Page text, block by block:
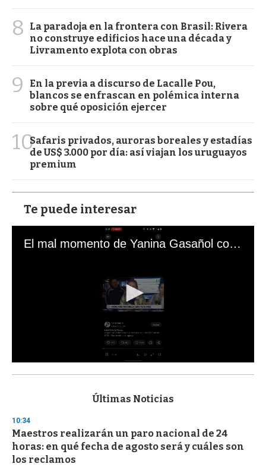
8
La paradoja en la frontera con Brasil: Rivera
no construye edificios hace una década y
Livramento explota con obras
9
En la previa a discurso de Lacalle Pou,
blancos se enfrascan en polémica interna
sobre qué oposición ejercer
10Safaris privados, auroras boreales y estadías
de US$ 3.000 por día: así viajan los uruguayos
premium
Te puede interesar
El mal momento de Yanina Gasañol con un hincha argentino en "Subrayado"
s
d
s
o
f
3
Últimas Noticias
10:34
Maestros realizarán un paro nacional de 24
horas: en qué fecha de agosto será y cuáles son
los reclamos